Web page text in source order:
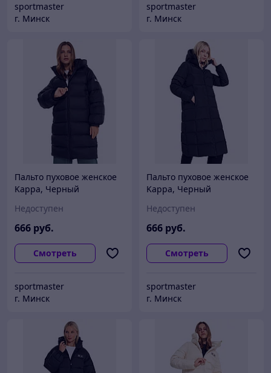
sportmaster
г. Минск
sportmaster
г. Минск
Пальто пуховое женское
Kappa, Черный
Недоступен
666 руб.
Смотреть
sportmaster
г. Минск
Пальто пуховое женское
Kappa, Черный
Недоступен
666 руб.
Смотреть
sportmaster
г. Минск